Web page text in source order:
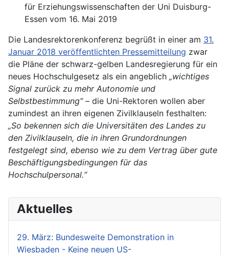
für Erziehungswissenschaften der Uni Duisburg-
Essen vom 16. Mai 2019
Die Landesrektorenkonferenz begrüßt in einer am 31.
Januar 2018 veröffentlichten Pressemitteilung zwar
die Pläne der schwarz-gelben Landesregierung für ein
neues Hochschulgesetz als ein angeblich „wichtiges
Signal zurück zu mehr Autonomie und
Selbstbestimmung“– die Uni-Rektoren wollen aber
zumindest an ihren eigenen Zivilklauseln festhalten:
„So bekennen sich die Universitäten des Landes zu
den Zivilklauseln, die in ihren Grundordnungen
festgelegt sind, ebenso wie zu dem Vertrag über gute
Beschäftigungsbedingungen für das
Hochschulpersonal.“
Aktuelles
29. März: Bundesweite Demonstration in
Wiesbaden - Keine neuen US-